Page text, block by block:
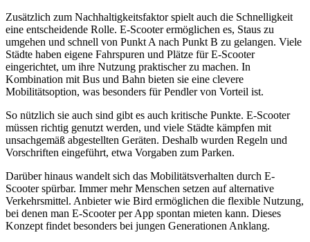
Zusätzlich zum Nachhaltigkeitsfaktor spielt auch die Schnelligkeit
eine entscheidende Rolle. E-Scooter ermöglichen es, Staus zu
umgehen und schnell von Punkt A nach Punkt B zu gelangen. Viele
Städte haben eigene Fahrspuren und Plätze für E-Scooter
eingerichtet, um ihre Nutzung praktischer zu machen. In
Kombination mit Bus und Bahn bieten sie eine clevere
Mobilitätsoption, was besonders für Pendler von Vorteil ist.
So nützlich sie auch sind gibt es auch kritische Punkte. E-Scooter
müssen richtig genutzt werden, und viele Städte kämpfen mit
unsachgemäß abgestellten Geräten. Deshalb wurden Regeln und
Vorschriften eingeführt, etwa Vorgaben zum Parken.
Darüber hinaus wandelt sich das Mobilitätsverhalten durch E-
Scooter spürbar. Immer mehr Menschen setzen auf alternative
Verkehrsmittel. Anbieter wie Bird ermöglichen die flexible Nutzung,
bei denen man E-Scooter per App spontan mieten kann. Dieses
Konzept findet besonders bei jungen Generationen Anklang.